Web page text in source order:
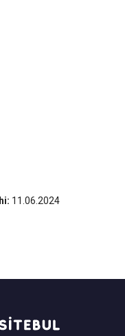
11.06.2024